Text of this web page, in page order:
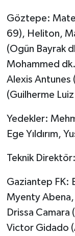
Göztepe:
69), Heliton,
(Ogün Bayrak
Mohammed
Alexis Antunes
(Guilherme
Yedekler:
Ege Yıldırım,
Teknik
Gaziantep FK:
Myenty Abena,
Drissa
Victor Gidado
SPOR
TEKNOLOJİ
ÜLKE
YAŞAM
Yerel